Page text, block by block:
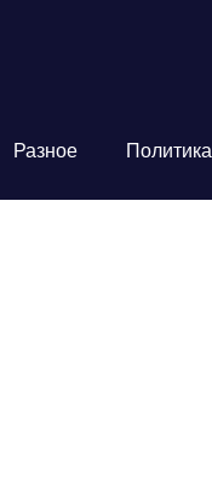
Разное